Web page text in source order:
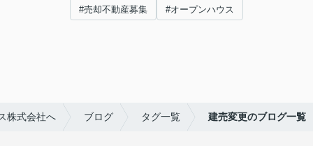
#売却不動産募集 #オープンハウス
株式会社へ ブログ タグ一覧 建売変更のブログ一覧